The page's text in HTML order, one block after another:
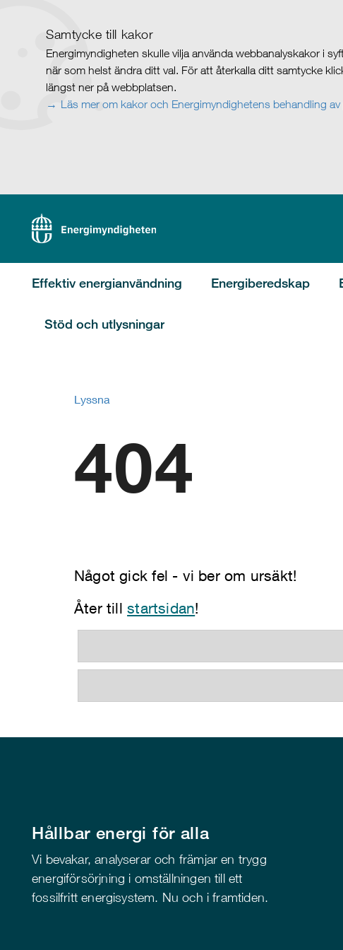
Samtycke till kakor
Energimyndigheten skulle vilja använda webbanalyskakor i
när som helst ändra ditt val. För att återkalla ditt samtycke
längst ner på webbplatsen.
Läs mer om kakor och Energimyndighetens behandling
Effektiv energianvändning Energiberedskap
Stöd och utlysningar
Lyssna
404
Något gick fel - vi ber om ursäkt!
Åter tillstartsidan!
Hållbar energi för alla
Vi bevakar, analyserar och främjar en trygg
energiförsörjning i omställningen till ett
fossilfritt energisystem. Nu och i framtiden.